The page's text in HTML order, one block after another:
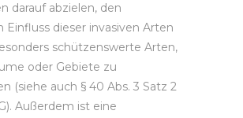
darauf abzielen, den
Einfluss dieser invasiven Arten
schützenswerte Arten,
oder Gebiete zu
(siehe auch § 40 Abs. 3 Satz 2
Außerdem ist eine